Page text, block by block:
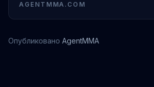
AGENTMMA.COM
Опубликовано AgentMMA